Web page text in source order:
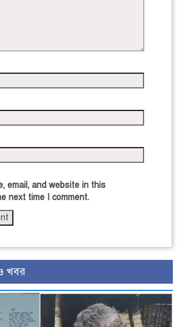
email, and website in this
next time I comment.
খবর